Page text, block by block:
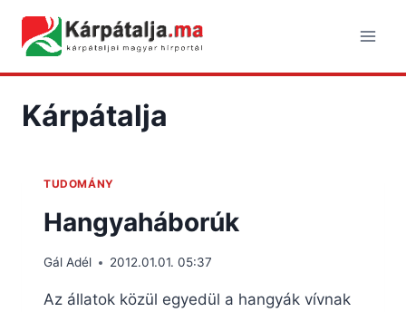
content
Kárpátalja
TUDOMÁNY
Hangyaháborúk
Gál Adél 2012.01.01. 05:37
Az állatok közül egyedül a hangyák vívnak